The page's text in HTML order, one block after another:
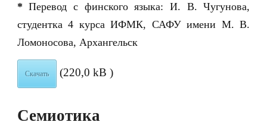
* Перевод с финского языка: И. В. Чугунова,
студентка 4 курса ИФМК, САФУ имени М. В.
Ломоносова, Архангельск
Скачать (220,0 kB )
Семиотика